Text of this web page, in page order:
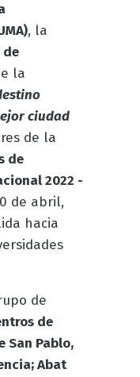
, la
la
ciudad
de la
de
2022 -
de abril,
hacia
de
de
San Pablo,
Abat